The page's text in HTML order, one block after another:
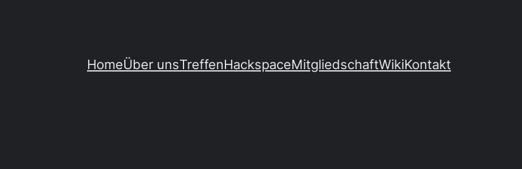
HomeÜber unsTreffenHackspaceMitgliedschaftWikiKontakt